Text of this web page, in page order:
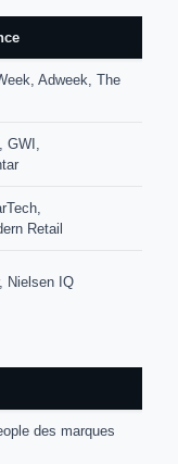
Adweek, The
Retail
Nielsen IQ
des marques